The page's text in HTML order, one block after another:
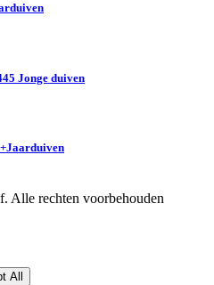
Jonge duiven
Alle rechten voorbehouden
All